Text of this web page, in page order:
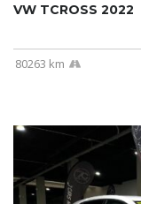
VW TCROSS 2022
80263 km